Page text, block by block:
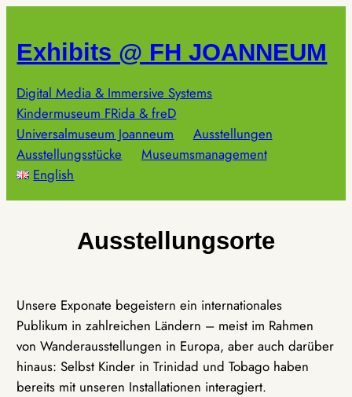
springen
Exhibits @ FH JOANNEUM
Digital Media & Immersive Systems
Kindermuseum FRida & freD
Universalmuseum Joanneum
Ausstellungen
Ausstellungsstücke
Museumsmanagement
English
Ausstellungsorte
Unsere Exponate begeistern ein internationales
Publikum in zahlreichen Ländern – meist im Rahmen
von Wanderausstellungen in Europa, aber auch darüber
hinaus: Selbst Kinder in Trinidad und Tobago haben
bereits mit unseren Installationen interagiert.